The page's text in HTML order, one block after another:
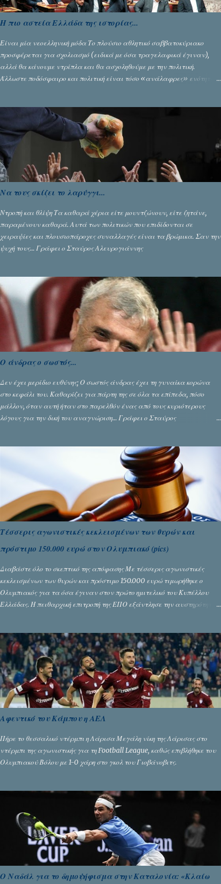
Η πιο αστεία Ελλάδα της ιστορίας...
Είναι μία νεοελληνική μόδα Το πλούσιο αθλητικό σαββατοκύριακο
προσφέρεται για σχολιασμό (ειδικά με όσα τραγελαφικά έγιναν),
αλλά θα κάνουμε ντρίπλα και θα ασχοληθούμε με την πολιτική.
Άλλωστε ποδόσφαιρο και πολιτική είναι τόσο «ανάλαφρες» ενότητες
Να τους σκίζει το λαρύγγι...
Ντροπή και θλίψη Τα καθαρά χέρια είτε μουντζώνουν, είτε ζητάνε,
παραμένουν καθαρά. Αυτά των πολιτικών που επιδίδονται σε
χειραψίες και πλουσιοπάροχες συναλλαγές είναι τα βρώμικα. Σαν την
ψυχή τους... Γράφει ο Σταύρος Αλευρογιάννης
Ο άνδρας ο σωστός...
Δεν έχει μερίδιο ευθύνης; Ο σωστός άνδρας έχει τη γυναίκα κορώνα
στο κεφάλι του. Καθαρίζει για πάρτη της σε όλα τα επίπεδα, πόσο
μάλλον, όταν αυτή ήταν στο παρελθόν ένας από τους κυριότερους
λόγους για την δική του αναγνώριση... Γράφει ο Σταύρος
Τέσσερις αγωνιστικές κεκλεισμένων των θυρών και
πρόστιμο 150.000 ευρώ στον Ολυμπιακό (pics)
Διαβάστε όλο το σκεπτικό της απόφασης Με τέσσερις αγωνιστικές
κεκλεισμένων των θυρών και πρόστιμο 150.000 ευρώ τιμωρήθηκε ο
Ολυμπιακός για τα όσα έγιναν στον πρώτο ημιτελικό του Κυπέλλου
Ελλάδας. Η πειθαρχική επιτροπή της ΕΠΟ εξάντλησε την αυστηρότητά
όπως απαιτούσαν, αφού κάτι τέτοιο δεν ήταν εφικτό, σύμφωνα με τα
στοιχεία...
Αφεντικό του Κάμπου η ΑΕΛ
Πήρε το θεσσαλικό ντέρμπι η Λάρισα Μεγάλη νίκη της Λάρισας στο
ντέρμπι της αγωνιστικής για τη Football League, καθώς επιβλήθηκε του
Ολυμπιακού Βόλου με 1-0 χάρη στο γκολ του Γιοβάνοβιτς.
Ο Ναδάλ για το δημοψήφισμα στην Καταλονία: «Κλαίω